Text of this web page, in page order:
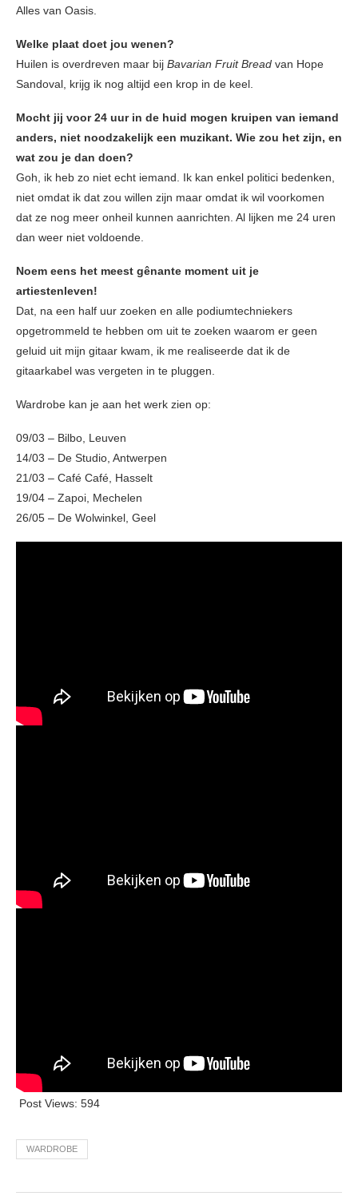
Alles van Oasis.
Welke plaat doet jou wenen?
Huilen is overdreven maar bij Bavarian Fruit Bread van Hope
Sandoval, krijg ik nog altijd een krop in de keel.
Mocht jij voor 24 uur in de huid mogen kruipen van iemand
anders, niet noodzakelijk een muzikant. Wie zou het zijn, en
wat zou je dan doen?
Goh, ik heb zo niet echt iemand. Ik kan enkel politici bedenken,
niet omdat ik dat zou willen zijn maar omdat ik wil voorkomen
dat ze nog meer onheil kunnen aanrichten. Al lijken me 24 uren
dan weer niet voldoende.
Noem eens het meest gênante moment uit je
artiestenleven!
Dat, na een half uur zoeken en alle podiumtechniekers
opgetrommeld te hebben om uit te zoeken waarom er geen
geluid uit mijn gitaar kwam, ik me realiseerde dat ik de
gitaarkabel was vergeten in te pluggen.
Wardrobe kan je aan het werk zien op:
09/03 – Bilbo, Leuven
14/03 – De Studio, Antwerpen
21/03 – Café Café, Hasselt
19/04 – Zapoi, Mechelen
26/05 – De Wolwinkel, Geel
Post Views: 594
WARDROBE